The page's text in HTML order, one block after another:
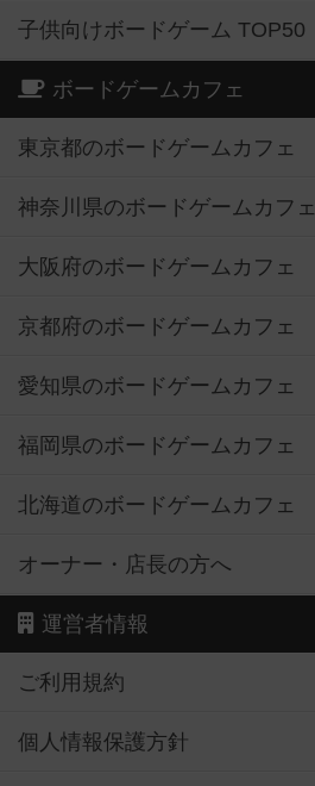
子供向けボードゲーム TOP50
ボードゲームカフェ
東京都のボードゲームカフェ
神奈川県のボードゲームカフェ
大阪府のボードゲームカフェ
京都府のボードゲームカフェ
愛知県のボードゲームカフェ
福岡県のボードゲームカフェ
北海道のボードゲームカフェ
オーナー・店長の方へ
運営者情報
ご利用規約
個人情報保護方針